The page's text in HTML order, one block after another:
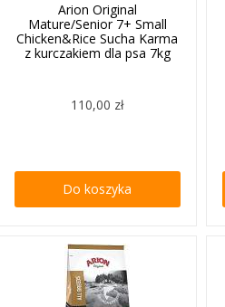
Arion Original
Mature/Senior 7+ Small
Chicken&Rice Sucha Karma
z kurczakiem dla psa 7kg
110,00 zł
Do koszyka